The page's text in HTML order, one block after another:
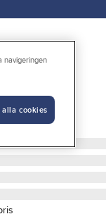
Gelia
navigeringen
alla cookies